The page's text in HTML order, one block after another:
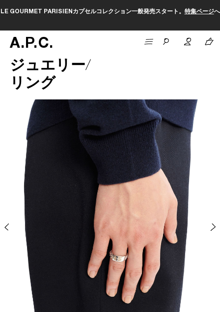
ョン一般発売スタート。特集ページへPRE-COLLECTION AUTOMNE/HIVER
A.P.C.
ジュエリー
リング